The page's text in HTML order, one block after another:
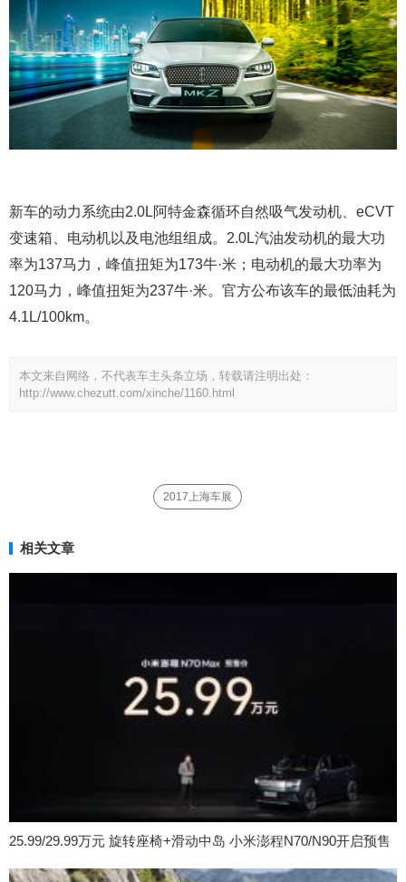
新车的动力系统由2.0L阿特金森循环自然吸气发动机、eCVT
变速箱、电动机以及电池组组成。2.0L汽油发动机的最大功
率为137马力，峰值扭矩为173牛·米；电动机的最大功率为
120马力，峰值扭矩为237牛·米。官方公布该车的最低油耗为
4.1L/100km。
本文来自网络，不代表车主头条立场，转载请注明出处：
http://www.chezutt.com/xinche/1160.html
2017上海车展
相关文章
25.99/29.99万元 旋转座椅+滑动中岛 小米澎程N70/N90开启预售